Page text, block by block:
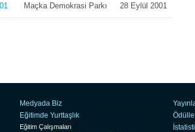
Maçka Demokrasi Parkı 28 Eylül 2001
Medyada Biz
Eğitimde Yurttaşlık
Eğitim Çalışmaları